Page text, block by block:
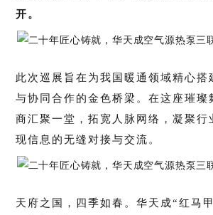
开。
此次巡展旨在为我国暖通领域精心搭
与协同合作的金色桥梁。在这座璀璨
商汇聚一堂，拓宽人脉网络，凝聚行
现信息的无缝对接与交流。
天府之国，四季如春。华天成“红马